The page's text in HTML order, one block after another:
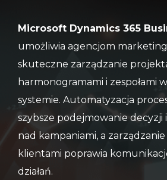
Microsoft Dynamics 365
umożliwia agencjom
skuteczne zarządzanie
harmonogramami i zespołami
systemie. Automatyzacja
szybsze podejmowanie decyzji
nad kampaniami, a
klientami poprawia
działań.